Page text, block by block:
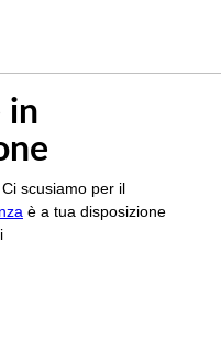
in
scusiamo per il
è a tua disposizione